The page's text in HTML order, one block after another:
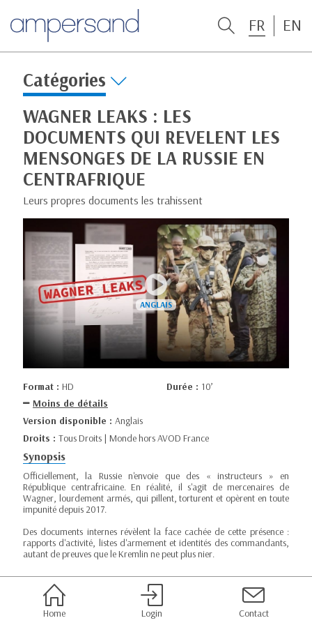
FR EN
Catégories
WAGNER LEAKS : LES
DOCUMENTS QUI REVELENT LES
MENSONGES DE LA RUSSIE EN
CENTRAFRIQUE
Leurs propres documents les trahissent
Format : HD Durée : 10’
Moins de détails
Version disponible : Anglais
Droits : Tous Droits | Monde hors AVOD France
Synopsis
Officiellement, la Russie n'envoie que des « instructeurs » en
République centrafricaine. En réalité, il s'agit de mercenaires de
Wagner, lourdement armés, qui pillent, torturent et opèrent en toute
impunité depuis 2017.
Des documents internes révèlent la face cachée de cette présence :
rapports d'activité, listes d'armement et identités des commandants,
autant de preuves que le Kremlin ne peut plus nier.
Home Login Contact